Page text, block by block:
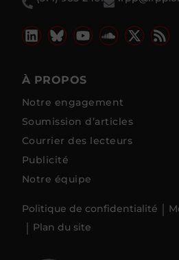
À PROPOS
Notre engagement
Soumission d’articles
Courrier des lecteurs
Publicité
Notre équipe
Politique de confidentialité
Plan du site